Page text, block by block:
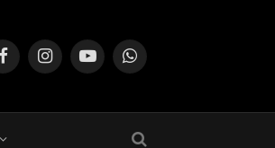
FacebookInstagramYouTubeWhatsApp